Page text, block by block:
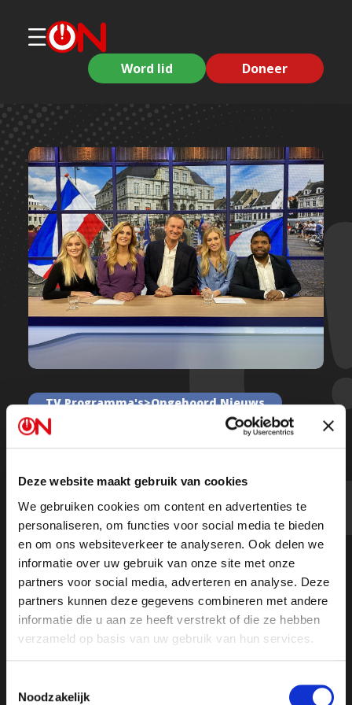
Deze website maakt gebruik van cookies
We gebruiken cookies om content en advertenties te
personaliseren, om functies voor social media te bieden
en om ons websiteverkeer te analyseren. Ook delen we
informatie over uw gebruik van onze site met onze
partners voor social media, adverteren en analyse. Deze
partners kunnen deze gegevens combineren met andere
informatie die u aan ze heeft verstrekt of die ze hebben
verzameld op basis van uw gebruik van hun services.
Noodzakelijk
Word lid Doneer
TV Programma's>Ongehoord Nieuws
Ongehoord Nieuws met Paul
Boonefaes, Yernaz Ramautarsing en
Kijk de uitzending